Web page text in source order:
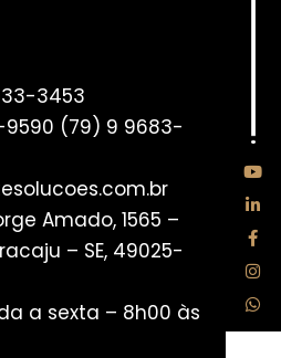
3453
(79) 9 9683-
Amado, 1565 –
– SE, 49025-
a sexta – 8h00 às